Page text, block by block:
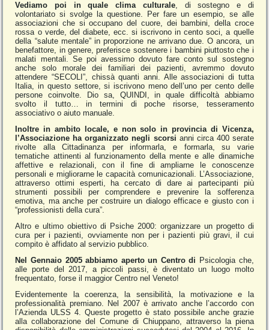
Vediamo poi in quale clima culturale, di sostegno e di
volontariato si svolge la questione. Per fare un esempio, se alle
associazioni che si occupano del cuore, dei bambini, della croce
rossa o verde, del diabete, ecc. si iscrivono in cento soci, a quelle
della “salute mentale” in proporzione ne arrivano due. O ancora, un
benefattore, in genere, preferisce sostenere i bambini piuttosto che i
malati mentali. Se poi avessimo dovuto fare conto sul sostegno
anche solo morale dei familiari dei pazienti, avremmo dovuto
attendere “SECOLI”, chissà quanti anni. Alle associazioni di tutta
Italia, in questo settore, si iscrivono meno dell’uno per cento delle
persone coinvolte. Dio sa, QUINDI, in quale difficoltà abbiamo
svolto il tutto… in termini di poche risorse, tesseramento
associativo o aiuto manuale.
Inoltre in ambito locale, e non solo in provincia di Vicenza,
l’Associazione ha organizzato negli scorsi anni circa 400 serate
rivolte alla Cittadinanza per informarla, e formarla, su varie
tematiche attinenti al funzionamento della mente e alle dinamiche
affettive e relazionali, con il fine di ampliarne le conoscenze
personali e migliorarne le capacità comunicazionali. L’Associazione,
attraverso ottimi esperti, ha cercato di dare ai partecipanti più
strumenti possibili per comprendere e prevenire la sofferenza
emotiva, ma anche per costruire un dialogo efficace e giusto con i
“professionisti della cura”.
Altro e ultimo obiettivo di Psiche 2000: organizzare un progetto di
cura per i pazienti, ovviamente non per i pazienti più gravi, il cui
compito è affidato al servizio pubblico.
Nel Gennaio 2005 abbiamo aperto un Centro di Psicologia che,
alle porte del 2017, a piccoli passi, è diventato un luogo molto
frequentato, forse il maggior Centro nel Veneto!
Evidentemente la coerenza, la sensibilità, la motivazione e la
professionalità premiano. Nel 2007 è arrivato anche l’accordo con
l’Azienda ULSS 4. Queste progetto è stato possibile anche grazie
alla collaborazione del Comune di Chiuppano, attraverso la piena